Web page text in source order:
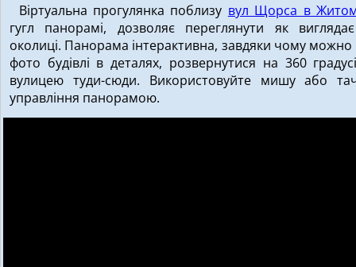
Віртуальна прогулянка поблизу вул Щорса в
гугл панорамі, дозволяє переглянути як
околиці. Панорама інтерактивна, завдяки чому
фото будівлі в деталях, розвернутися на 360
вулицею туди-сюди. Використовуйте мишу або
управління панорамою.